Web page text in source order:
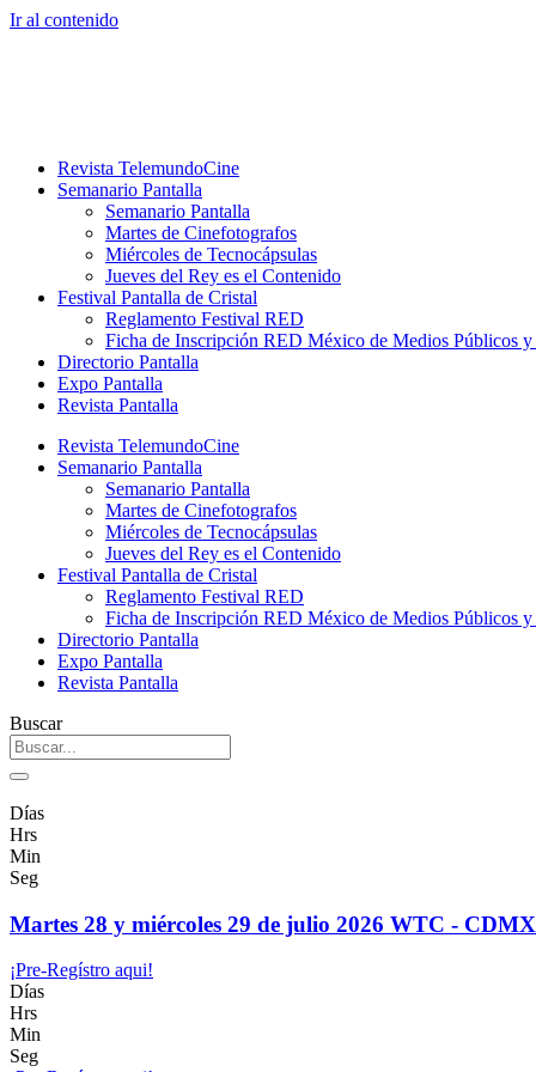
Ir al contenido
Revista TelemundoCine
Semanario Pantalla
Semanario Pantalla
Martes de Cinefotografos
Miércoles de Tecnocápsulas
Jueves del Rey es el Contenido
Festival Pantalla de Cristal
Reglamento Festival RED
Ficha de Inscripción RED México de Medios Públicos
Directorio Pantalla
Expo Pantalla
Revista Pantalla
Revista TelemundoCine
Semanario Pantalla
Semanario Pantalla
Martes de Cinefotografos
Miércoles de Tecnocápsulas
Jueves del Rey es el Contenido
Festival Pantalla de Cristal
Reglamento Festival RED
Ficha de Inscripción RED México de Medios Públicos
Directorio Pantalla
Expo Pantalla
Revista Pantalla
Buscar
Días
Hrs
Min
Seg
Martes 28 y miércoles 29 de julio 2026 WTC - CDMX
¡Pre-Regístro aqui!
Días
Hrs
Min
Seg